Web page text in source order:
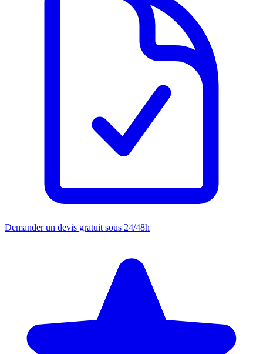
Demander un devis gratuit sous 24/48h